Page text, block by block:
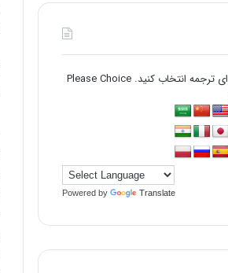
زبان مورد نظر را برای ترجمه انتخاب کنید. Please Choice
Powered by Translate